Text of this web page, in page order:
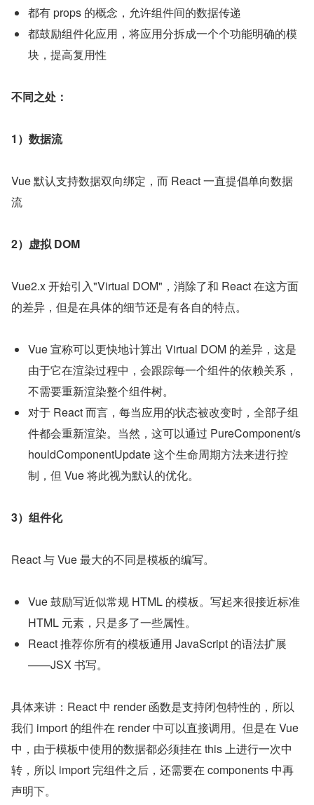
都有 props 的概念，允许组件间的数据传递
都鼓励组件化应用，将应用分拆成一个个功能明确的模
块，提高复用性
不同之处：
1）数据流
Vue 默认支持数据双向绑定，而 React 一直提倡单向数据
流
2）虚拟 DOM
Vue2.x 开始引入"Virtual DOM"，消除了和 React 在这方面
的差异，但是在具体的细节还是有各自的特点。
Vue 宣称可以更快地计算出 Virtual DOM 的差异，这是
由于它在渲染过程中，会跟踪每一个组件的依赖关系，
不需要重新渲染整个组件树。
对于 React 而言，每当应用的状态被改变时，全部子组
件都会重新渲染。当然，这可以通过 PureComponent/s
houldComponentUpdate 这个生命周期方法来进行控
制，但 Vue 将此视为默认的优化。
3）组件化
React 与 Vue 最大的不同是模板的编写。
Vue 鼓励写近似常规 HTML 的模板。写起来很接近标准
HTML 元素，只是多了一些属性。
React 推荐你所有的模板通用 JavaScript 的语法扩展
——JSX 书写。
具体来讲：React 中 render 函数是支持闭包特性的，所以
我们 import 的组件在 render 中可以直接调用。但是在 Vue
中，由于模板中使用的数据都必须挂在 this 上进行一次中
转，所以 import 完组件之后，还需要在 components 中再
声明下。